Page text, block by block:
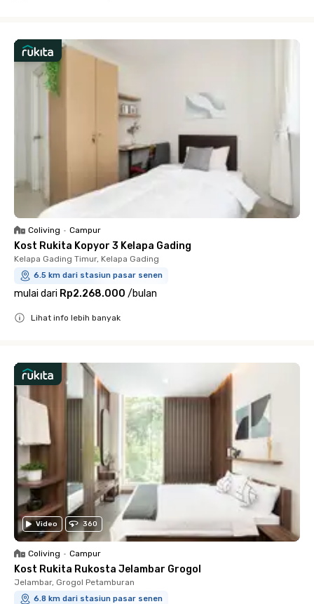
Coliving • Campur
Kost Rukita Kopyor 3 Kelapa Gading
Kelapa Gading Timur, Kelapa Gading
6.5 km dari stasiun pasar senen
mulai dari Rp2.268.000 /bulan
Lihat info lebih banyak
Video 360
Coliving • Campur
Kost Rukita Rukosta Jelambar Grogol
Jelambar, Grogol Petamburan
6.8 km dari stasiun pasar senen